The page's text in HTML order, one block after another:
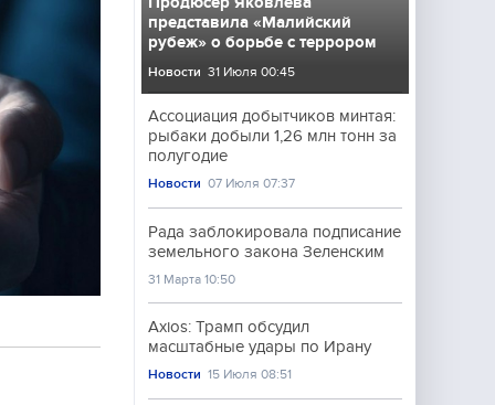
представила «Малийский
рубеж» о борьбе с террором
Новости 31 Июля 00:45
Ассоциация добытчиков минтая:
рыбаки добыли 1,26 млн тонн за
полугодие
Новости 07 Июля 07:37
Рада заблокировала подписание
земельного закона Зеленским
31 Марта 10:50
Axios: Трамп обсудил
масштабные удары по Ирану
Новости 15 Июля 08:51